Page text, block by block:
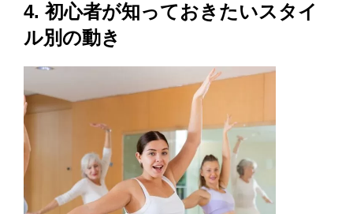
4. 初心者が知っておきたいスタイ
ル別の動き